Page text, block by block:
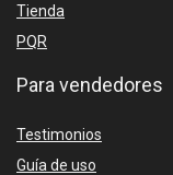
Tienda
PQR
Para vendedores
Testimonios
Guía de uso